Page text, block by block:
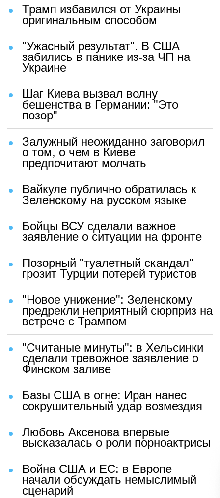
Трамп избавился от Украины
оригинальным способом
"Ужасный результат". В США
забились в панике из-за ЧП на
Украине
Шаг Киева вызвал волну
бешенства в Германии: "Это
позор"
Залужный неожиданно заговорил
о том, о чем в Киеве
предпочитают молчать
Вайкуле публично обратилась к
Зеленскому на русском языке
Бойцы ВСУ сделали важное
заявление о ситуации на фронте
Позорный "туалетный скандал"
грозит Турции потерей туристов
"Новое унижение": Зеленскому
предрекли неприятный сюрприз на
встрече с Трампом
"Считаные минуты": в Хельсинки
сделали тревожное заявление о
Финском заливе
Базы США в огне: Иран нанес
сокрушительный удар возмездия
Любовь Аксенова впервые
высказалась о роли порноактрисы
Война США и ЕС: в Европе
начали обсуждать немыслимый
сценарий